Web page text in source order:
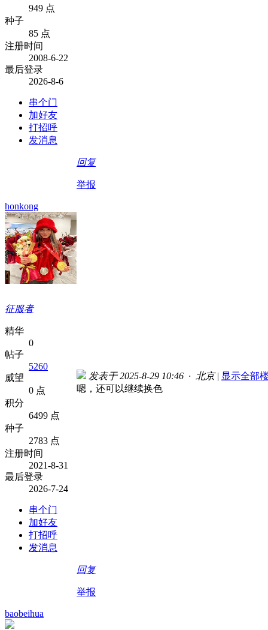
949 点
种子
85 点
注册时间
2008-6-22
最后登录
2026-8-6
串个门
加好友
打招呼
发消息
回复
举报
honkong
征服者
精华
0
帖子
5260
威望
0 点
积分
6499 点
种子
2783 点
注册时间
2021-8-31
最后登录
2026-7-24
串个门
加好友
打招呼
发消息
发表于 2025-8-29 10:46 · 北京 | 显示全部
嗯，还可以继续换色
回复
举报
baobeihua